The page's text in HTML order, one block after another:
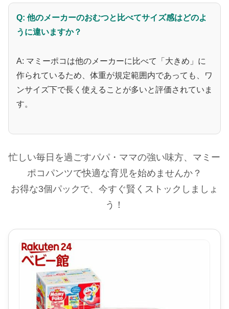
Q: 他のメーカーのおむつと比べてサイズ感はどのよ
うに違いますか？
A: マミーポコは他のメーカーに比べて「大きめ」に
作られているため、体重が規定範囲内であっても、ワ
ンサイズ下で長く使えることが多いと評価されていま
す。
忙しい毎日を過ごすパパ・ママの強い味方、マミー
ポコパンツで快適な育児を始めませんか？
お得な3個パックで、今すぐ賢くストックしましょ
う！